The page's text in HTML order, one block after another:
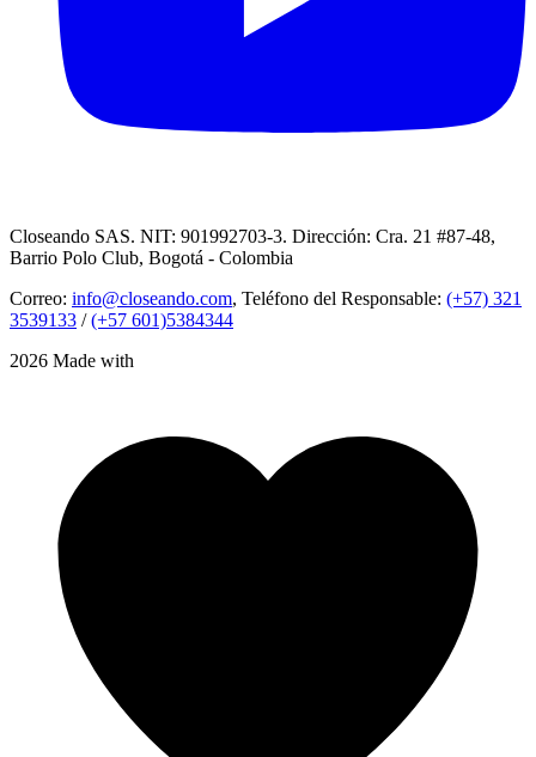
Closeando SAS. NIT: 901992703-3. Dirección: Cra. 21 #87-48,
Barrio Polo Club, Bogotá - Colombia
Correo: info@closeando.com, Teléfono del Responsable: (+57) 321
3539133 /(+57 601)5384344
2026 Made with